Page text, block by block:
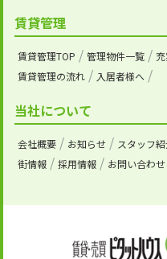
賃貸管理
賃貸管理TOP 管理物件一覧
賃貸管理の流れ
入居者様へ
当社について
会社概要 お知らせ スタッフ
街情報
採用情報 お問い合わせ